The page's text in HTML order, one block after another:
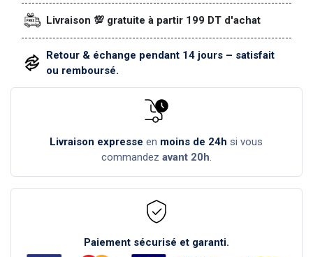
Livraison 💯 gratuite à partir 199 DT d'achat
Retour & échange pendant 14 jours – satisfait
ou remboursé.
Livraison expresse en moins de 24h si vous
commandez avant 20h.
Paiement sécurisé et garanti.